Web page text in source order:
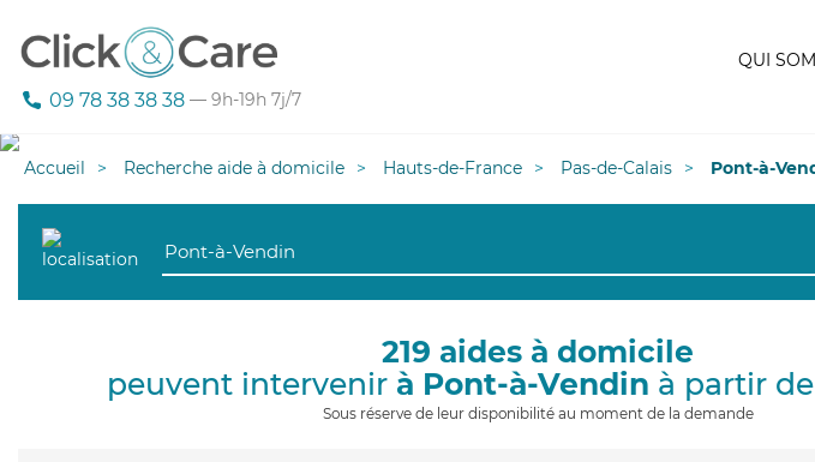
09 78 38 38 38 — 9h-19h 7j/7
QUI
Accueil Recherche aide à domicile Hauts-de-France Pas-de-Calais Pont-à-
219 aides à domicile
peuvent intervenir à Pont-à-Vendin à partir de
Sous réserve de leur disponibilité au moment de la demande